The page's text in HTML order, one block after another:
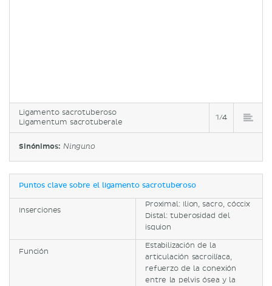
Ligamento sacrotuberoso
Ligamentum sacrotuberale
1/4
Sinónimos: Ninguno
Puntos clave sobre el ligamento sacrotuberoso
Inserciones
Proximal: Ilion, sacro, cóccix
Distal: tuberosidad del
isquion
Función
Estabilización de la
articulación sacroilíaca,
refuerzo de la conexión
entre la pelvis ósea y la